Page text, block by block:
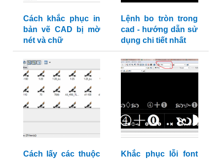
Cách khắc phục in
bản vẽ CAD bị mờ
nét và chữ
Lệnh bo tròn trong
cad - hướng dẫn sử
dụng chi tiết nhất
Cách lấy các thuộc
Khắc phục lỗi font